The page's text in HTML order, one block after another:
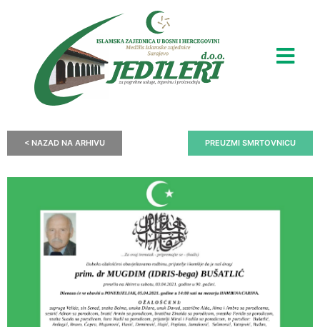
< NAZAD NA ARHIVU PREUZMI SMRTOVNICU